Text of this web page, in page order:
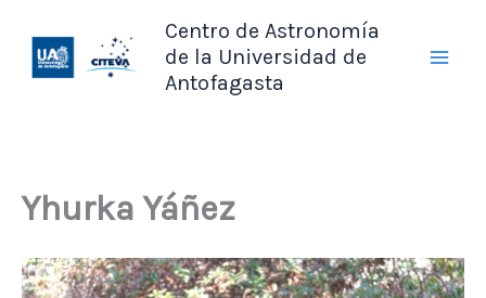
contenido
Centro de Astronomía
de la Universidad de
Antofagasta
Yhurka Yáñez